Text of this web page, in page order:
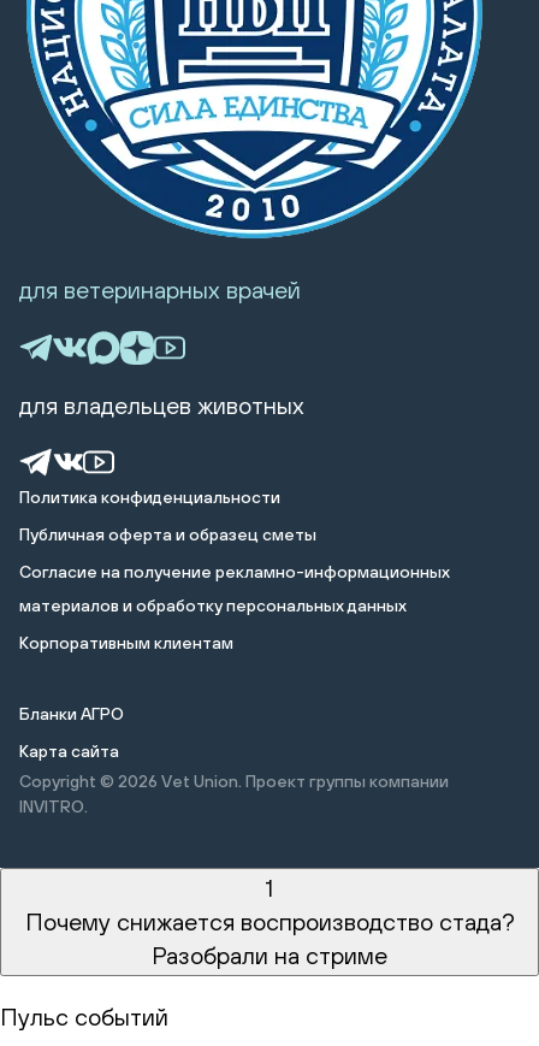
Политика конфиденциальности
Публичная оферта и образец сметы
Cогласие на получение рекламно-информационных
материалов и обработку персональных данных
Корпоративным клиентам
Бланки АГРО
Карта сайта
Copyright © 2026 Vet Union. Проект группы компании
INVITRO.
для ветеринарных врачей
для владельцев животных
1
Почему снижается воспроизводство стада?
Разобрали на стриме
Пульс событий